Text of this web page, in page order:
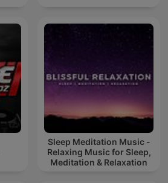
Sleep Meditation Music -
Relaxing Music for Sleep,
Meditation & Relaxation